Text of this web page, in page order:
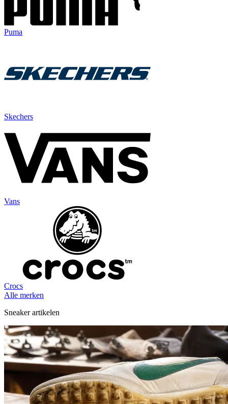
Puma
Skechers
Vans
Crocs
Alle merken
Sneaker artikelen